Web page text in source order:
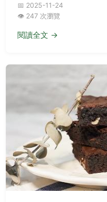
嘗在地美食推薦，還有QA
暢遊藝術之旅！
📅 2025-11-24
👁️ 247 次瀏覽
閱讀全文 →